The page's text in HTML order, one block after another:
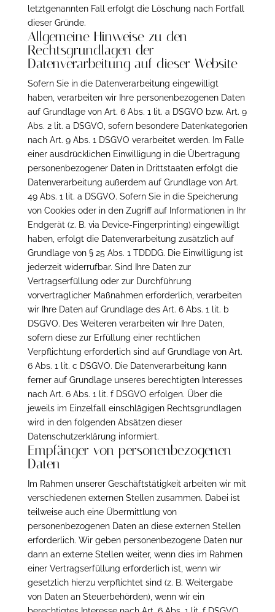
letztgenannten Fall erfolgt die Löschung nach Fortfall
dieser Gründe.
Allgemeine Hinweise zu den
Rechtsgrundlagen der
Datenverarbeitung auf dieser Website
Sofern Sie in die Datenverarbeitung eingewilligt
haben, verarbeiten wir Ihre personenbezogenen Daten
auf Grundlage von Art. 6 Abs. 1 lit. a DSGVO bzw. Art. 9
Abs. 2 lit. a DSGVO, sofern besondere Datenkategorien
nach Art. 9 Abs. 1 DSGVO verarbeitet werden. Im Falle
einer ausdrücklichen Einwilligung in die Übertragung
personenbezogener Daten in Drittstaaten erfolgt die
Datenverarbeitung außerdem auf Grundlage von Art.
49 Abs. 1 lit. a DSGVO. Sofern Sie in die Speicherung
von Cookies oder in den Zugriff auf Informationen in Ihr
Endgerät (z. B. via Device-Fingerprinting) eingewilligt
haben, erfolgt die Datenverarbeitung zusätzlich auf
Grundlage von § 25 Abs. 1 TDDDG. Die Einwilligung ist
jederzeit widerrufbar. Sind Ihre Daten zur
Vertragserfüllung oder zur Durchführung
vorvertraglicher Maßnahmen erforderlich, verarbeiten
wir Ihre Daten auf Grundlage des Art. 6 Abs. 1 lit. b
DSGVO. Des Weiteren verarbeiten wir Ihre Daten,
sofern diese zur Erfüllung einer rechtlichen
Verpflichtung erforderlich sind auf Grundlage von Art.
6 Abs. 1 lit. c DSGVO. Die Datenverarbeitung kann
ferner auf Grundlage unseres berechtigten Interesses
nach Art. 6 Abs. 1 lit. f DSGVO erfolgen. Über die
jeweils im Einzelfall einschlägigen Rechtsgrundlagen
wird in den folgenden Absätzen dieser
Datenschutzerklärung informiert.
Empfänger von personenbezogenen
Daten
Im Rahmen unserer Geschäftstätigkeit arbeiten wir mit
verschiedenen externen Stellen zusammen. Dabei ist
teilweise auch eine Übermittlung von
personenbezogenen Daten an diese externen Stellen
erforderlich. Wir geben personenbezogene Daten nur
dann an externe Stellen weiter, wenn dies im Rahmen
einer Vertragserfüllung erforderlich ist, wenn wir
gesetzlich hierzu verpflichtet sind (z. B. Weitergabe
von Daten an Steuerbehörden), wenn wir ein